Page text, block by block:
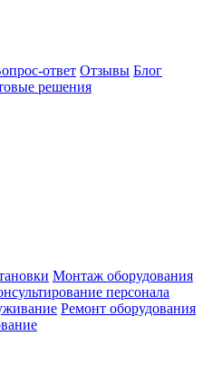
ответ Отзывы Блог
решения
Монтаж оборудования
персонала
Ремонт оборудования